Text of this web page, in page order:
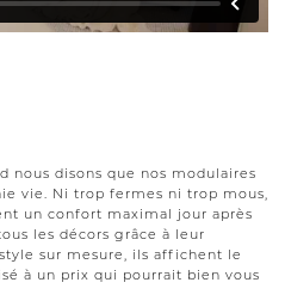
nous disons que nos modulaires
vie. Ni trop fermes ni trop mous,
un confort maximal jour après
les décors grâce à leur
sur mesure, ils affichent le
à un prix qui pourrait bien vous